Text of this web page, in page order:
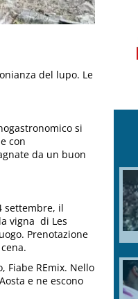
del lupo. Le
si
con
da un buon
settembre, il
vigna di Les
Prenotazione
Fiabe REmix. Nello
e ne escono